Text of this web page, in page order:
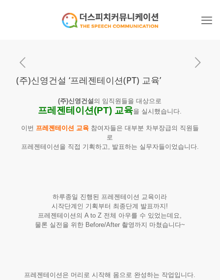
(주)신영건설 ‘프레젠테이션(PT) 교육’
(주)신영건설의 임직원들을 대상으로
프레젠테이션(PT) 교육을 실시했습니다.
이번 프레젠테이션 교육 참여자들은 대부분 차부장급의 직원들
로
프레젠테이션을 직접 기획하고, 발표하는 실무자들이었습니다.
하루종일 진행된 프레젠테이션 교육이라
시작단계인 기획부터 최종단계 발표까지!
프레젠테이션의 A to Z 전체 아우를 수 있었는데요,
물론 실전을 위한 Before/After 촬영까지 마쳤습니다~
프레젠테이션은 머리로 시작해 몸으로 완성하는 작업입니다.